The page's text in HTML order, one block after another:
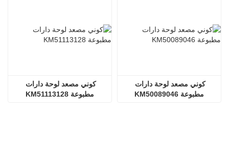
مطبوعة KM51113128
مطبوعة KM50089046